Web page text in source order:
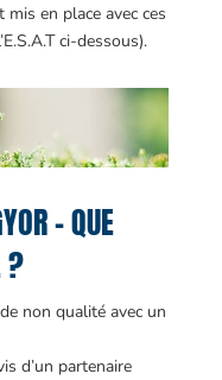
en place avec ces
ci-dessous).
– QUE
?
non qualité avec un
d’un partenaire